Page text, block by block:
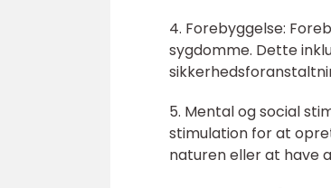
4. Forebyggelse:
sygdomme. Dette
5. Mental og social
stimulation for at
naturen eller at have